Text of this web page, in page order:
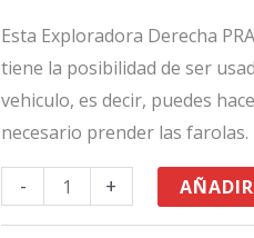
Esta Exploradora Derecha
tiene la posibilidad de ser
vehiculo, es decir, puedes
necesario prender las farolas.
- +